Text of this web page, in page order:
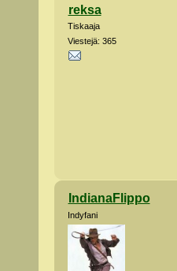
reksa
Tiskaaja
Viestejä: 365
IndianaFlippo
Indyfani